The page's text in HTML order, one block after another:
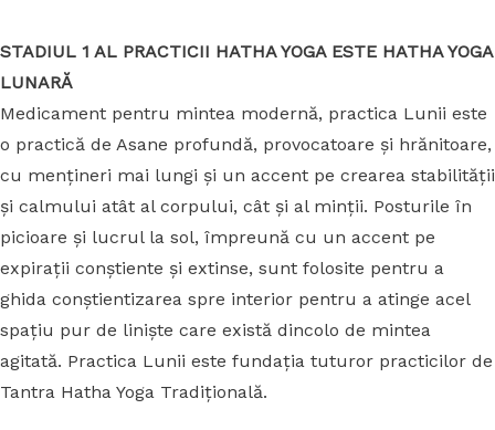
STADIUL 1 AL PRACTICII HATHA YOGA ESTE HATHA YOGA
LUNARĂ
Medicament pentru mintea modernă, practica Lunii este
o practică de Asane profundă, provocatoare și hrănitoare,
cu mențineri mai lungi și un accent pe crearea stabilității
și calmului atât al corpului, cât și al minții. Posturile în
picioare și lucrul la sol, împreună cu un accent pe
expirații conștiente și extinse, sunt folosite pentru a
ghida conștientizarea spre interior pentru a atinge acel
spațiu pur de liniște care există dincolo de mintea
agitată. Practica Lunii este fundația tuturor practicilor de
Tantra Hatha Yoga Tradițională.